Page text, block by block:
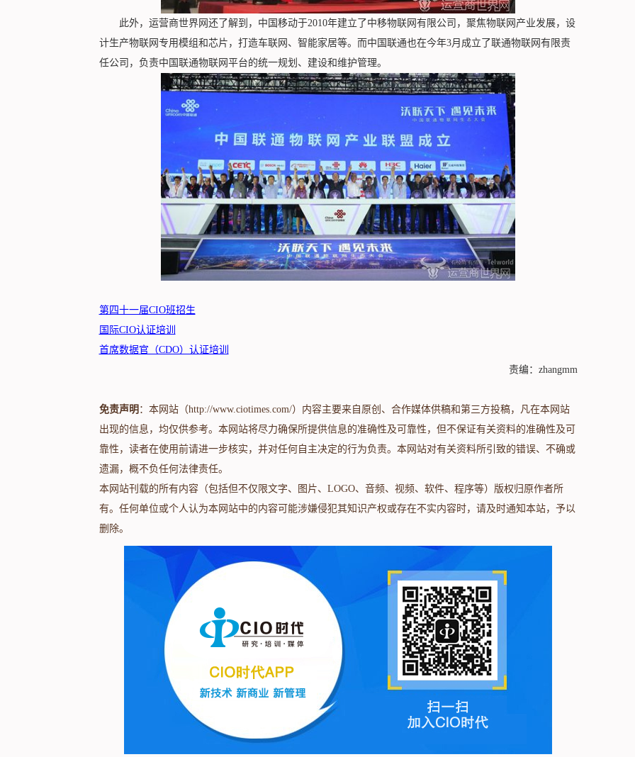
此外，运营商世界网还了解到，中国移动于2010年建立了中移物联网有限公司，聚焦物联网产业发展，设
计生产物联网专用模组和芯片，打造车联网、智能家居等。而中国联通也在今年3月成立了联通物联网有限责
任公司，负责中国联通物联网平台的统一规划、建设和维护管理。
第四十一届CIO班招生
国际CIO认证培训
首席数据官（CDO）认证培训
责编：zhangmm
免责声明 ：本网站（http://www.ciotimes.com/）内容主要来自原创、合作媒体供稿和第三方投稿，凡在本网站
出现的信息，均仅供参考。本网站将尽力确保所提供信息的准确性及可靠性，但不保证有关资料的准确性及可
靠性，读者在使用前请进一步核实，并对任何自主决定的行为负责。本网站对有关资料所引致的错误、不确或
遗漏，概不负任何法律责任。
本网站刊载的所有内容（包括但不仅限文字、图片、LOGO、音频、视频、软件、程序等）版权归原作者所
有。任何单位或个人认为本网站中的内容可能涉嫌侵犯其知识产权或存在不实内容时，请及时通知本站，予以
删除。